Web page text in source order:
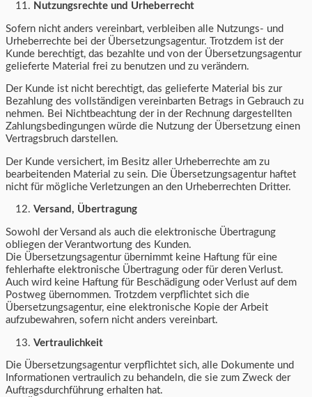
Nutzungsrechte und Urheberrecht
Sofern nicht anders vereinbart, verbleiben alle Nutzungs- und
Urheberrechte bei der Übersetzungsagentur. Trotzdem ist der
Kunde berechtigt, das bezahlte und von der Übersetzungsagentur
gelieferte Material frei zu benutzen und zu verändern.
Der Kunde ist nicht berechtigt, das gelieferte Material bis zur
Bezahlung des vollständigen vereinbarten Betrags in Gebrauch zu
nehmen. Bei Nichtbeachtung der in der Rechnung dargestellten
Zahlungsbedingungen würde die Nutzung der Übersetzung einen
Vertragsbruch darstellen.
Der Kunde versichert, im Besitz aller Urheberrechte am zu
bearbeitenden Material zu sein. Die Übersetzungsagentur haftet
nicht für mögliche Verletzungen an den Urheberrechten Dritter.
Versand, Übertragung
Sowohl der Versand als auch die elektronische Übertragung
obliegen der Verantwortung des Kunden.
Die Übersetzungsagentur übernimmt keine Haftung für eine
fehlerhafte elektronische Übertragung oder für deren Verlust.
Auch wird keine Haftung für Beschädigung oder Verlust auf dem
Postweg übernommen. Trotzdem verpflichtet sich die
Übersetzungsagentur, eine elektronische Kopie der Arbeit
aufzubewahren, sofern nicht anders vereinbart.
Vertraulichkeit
Die Übersetzungsagentur verpflichtet sich, alle Dokumente und
Informationen vertraulich zu behandeln, die sie zum Zweck der
Auftragsdurchführung erhalten hat.